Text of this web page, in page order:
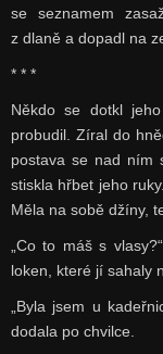
se seznamem
z dlaně a dopadl na
* * *
Někdo se dotkl
probudil. Zíral do
postava se nad ním
stiskla hřbet jeho
Měla na sobě džíny,
„Co to máš s
loken, které jí sahaly
„Byla jsem u
dodala po chvilce.